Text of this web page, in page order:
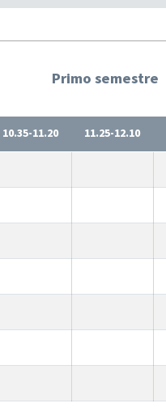
Primo semestre
10.35-11.20 11.25-12.10